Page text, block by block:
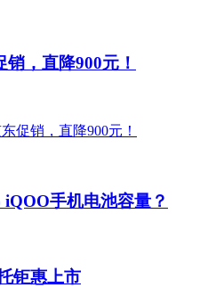
，直降900元！
手机电池容量？
钜惠上市